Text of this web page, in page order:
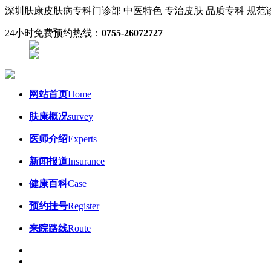
深圳肤康皮肤病专科门诊部 中医特色 专治皮肤 品质专科 规
24小时免费预约热线： 0755-26072727
网站首页Home
肤康概况survey
医师介绍Experts
新闻报道Insurance
健康百科Case
预约挂号Register
来院路线Route